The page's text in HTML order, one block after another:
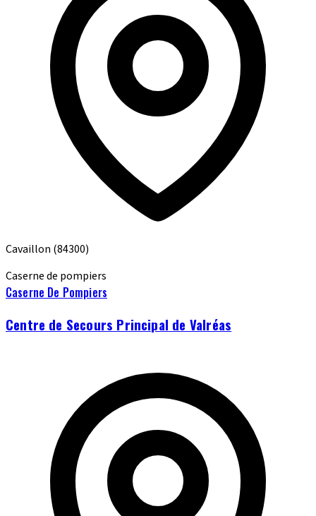
Cavaillon (84300)
Caserne de pompiers
Caserne De Pompiers
Centre de Secours Principal de Valréas